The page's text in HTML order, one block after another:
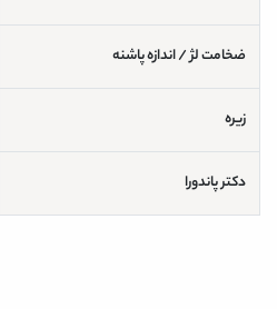
ضخامت لژ / اندازه پاشنه
زیره
دکتر پاندورا